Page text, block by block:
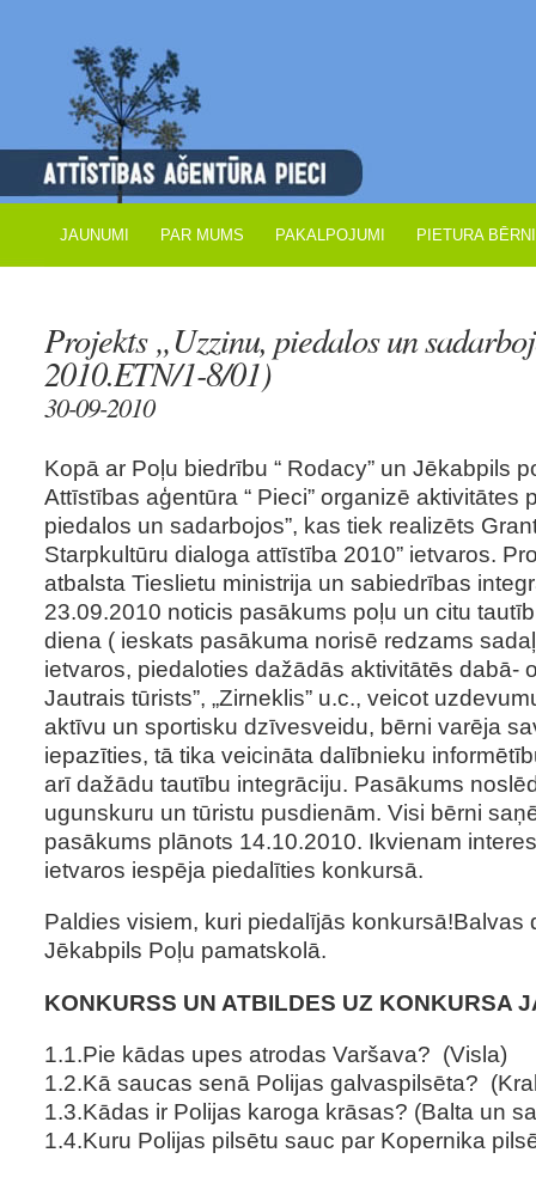
JAUNUMI PAR MUMS PAKALPOJUMI PIETURA
Projekts „Uzzinu, piedalos un
2010.ETN/1-8/01)
30-09-2010
Kopā ar Poļu biedrību “ Rodacy” un Jēkabpils
Attīstības aģentūra “ Pieci” organizē aktivitātes
piedalos un sadarbojos”, kas tiek realizēts
Starpkultūru dialoga attīstība 2010” ietvaros.
atbalsta Tieslietu ministrija un sabiedrības
23.09.2010 noticis pasākums poļu un citu
diena ( ieskats pasākuma norisē redzams
ietvaros, piedaloties dažādās aktivitātēs dabā-
Jautrais tūrists”, „Zirneklis” u.c., veicot
aktīvu un sportisku dzīvesveidu, bērni varēja
iepazīties, tā tika veicināta dalībnieku
arī dažādu tautību integrāciju. Pasākums
ugunskuru un tūristu pusdienām. Visi bērni
pasākums plānots 14.10.2010. Ikvienam
ietvaros iespēja piedalīties konkursā.
Paldies visiem, kuri piedalījās konkursā!Balvas
Jēkabpils Poļu pamatskolā.
KONKURSS UN ATBILDES UZ KONKURSA
1.1.Pie kādas upes atrodas Varšava? (Visla)
1.2.Kā saucas senā Polijas galvaspilsēta?
1.3.Kādas ir Polijas karoga krāsas? (Balta un
1.4.Kuru Polijas pilsētu sauc par Kopernika